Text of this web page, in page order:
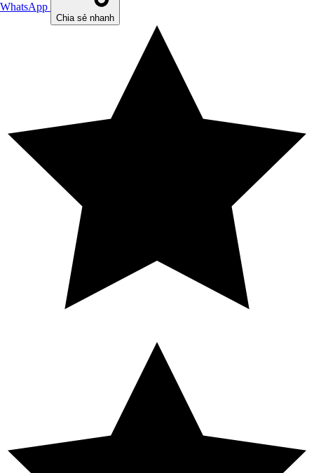
WhatsApp
Chia sẻ nhanh